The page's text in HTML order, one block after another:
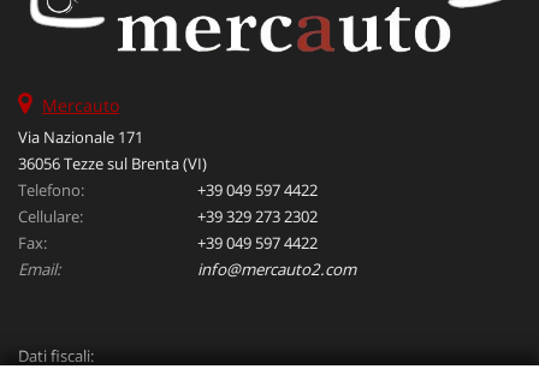
Mercauto
Via Nazionale 171
36056 Tezze sul Brenta (VI)
Telefono:
+39 049 597 4422
Cellulare:
+39 329 273 2302
Fax:
+39 049 597 4422
Email:
info@mercauto2.com
Dati fiscali: